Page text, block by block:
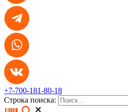
+7-700-181-80-18
Строка поиска: